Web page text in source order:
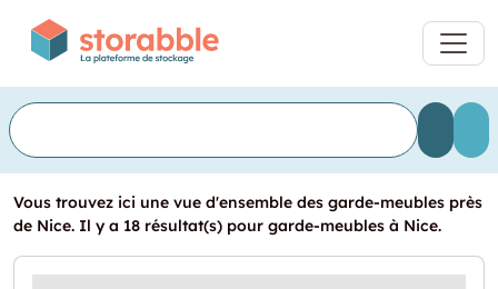
Vous trouvez ici une vue d'ensemble des garde-meubles près
de Nice. Il y a 18 résultat(s) pour garde-meubles à Nice.